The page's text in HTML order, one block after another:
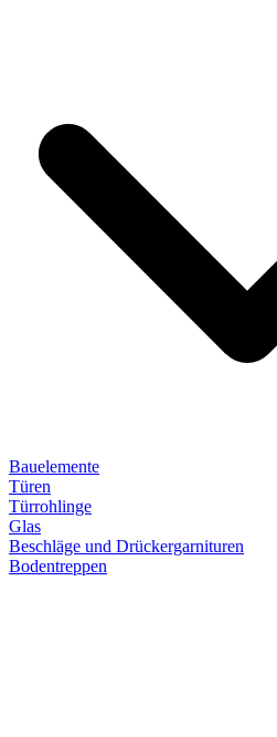
Bauelemente
Türen
Türrohlinge
Glas
Beschläge und Drückergarnituren
Bodentreppen